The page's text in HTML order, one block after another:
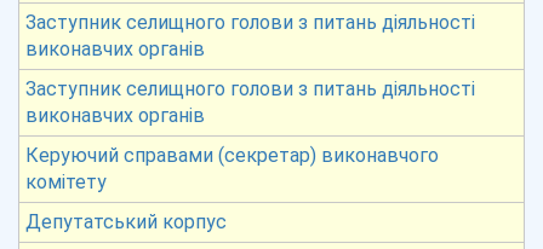
Заступник селищного голови з питань діяльності
виконавчих органів
Заступник селищного голови з питань діяльності
виконавчих органів
Керуючий справами (секретар) виконавчого
комітету
Депутатський корпус